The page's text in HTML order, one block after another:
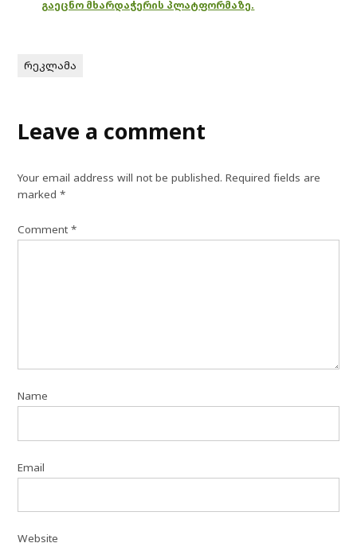
გაეცნო მხარდაჭერის პლატფორმაზე.
რეკლამა
Leave a comment
Your email address will not be published. Required fields are
marked*
Comment*
Name
Email
Website